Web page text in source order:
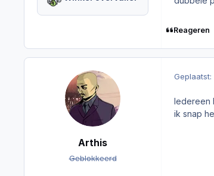
Reageren
Arthis
Geblokkeerd
Geplaatst:
Iedereen
ik snap